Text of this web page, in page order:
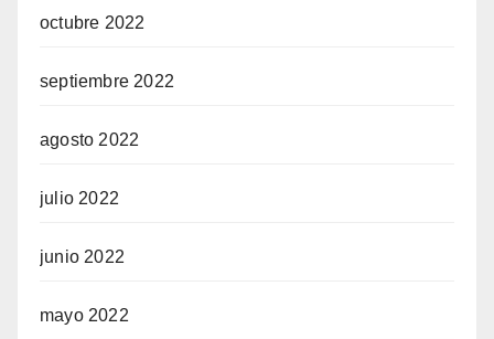
octubre 2022
septiembre 2022
agosto 2022
julio 2022
junio 2022
mayo 2022